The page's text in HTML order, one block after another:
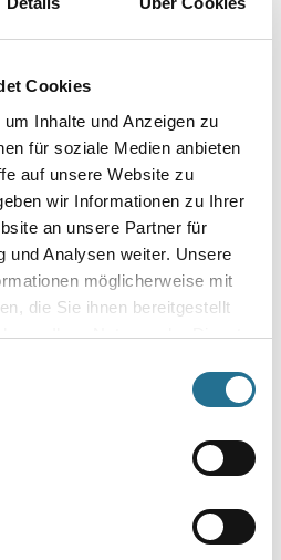
Cookies
Inhalte und Anzeigen zu
für soziale Medien anbieten
auf unsere Website zu
wir Informationen zu Ihrer
an unsere Partner für
und Analysen weiter. Unsere
möglicherweise mit
die Sie ihnen bereitgestellt
Ihrer Nutzung der Dienste
eine feste und glatte
sowie exakter Wiedergabe
optimale Anhaftung des Klebers.